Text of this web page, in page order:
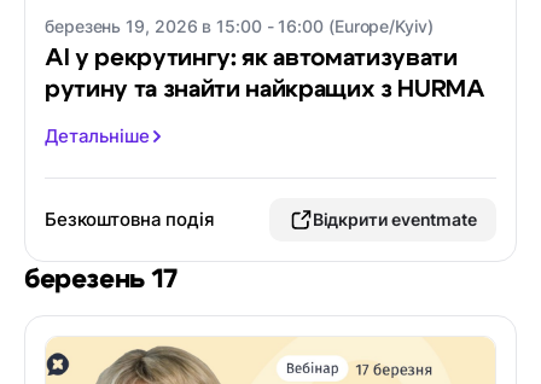
березень 19, 2026 в 15:00 - 16:00 (Europe/Kyiv)
AI у рекрутингу: як автоматизувати
рутину та знайти найкращих з HURMA
Детальніше
Безкоштовна подія Відкрити eventmate
березень 17